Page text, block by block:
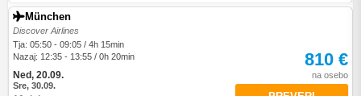
München
Discover Airlines
Tja: 05:50 - 09:05 / 4h 15min
Nazaj: 12:35 - 13:55 / 0h 20min
Ned, 20.09.
Sre, 30.09.
810 €
na osebo